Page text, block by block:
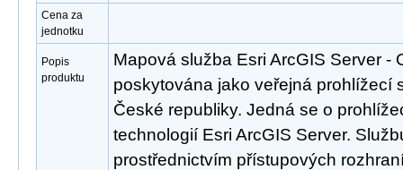
Cena za
jednotku
Popis
produktu
Mapová služba Esri ArcGIS Server -
poskytována jako veřejná prohlížecí
České republiky. Jedná se o
technologií Esri ArcGIS Server.
prostřednictvím přístupových